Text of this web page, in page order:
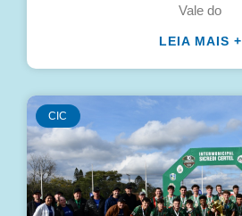
Vale do
LEIA MAIS +
CIC